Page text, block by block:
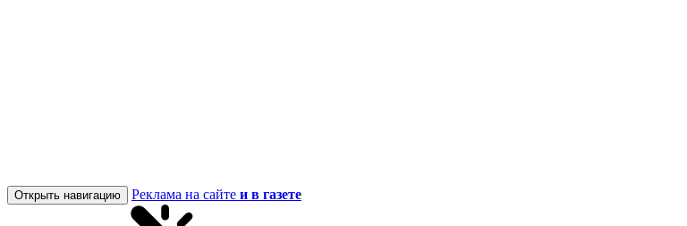
Открыть навигацию Реклама на сайте и в газете